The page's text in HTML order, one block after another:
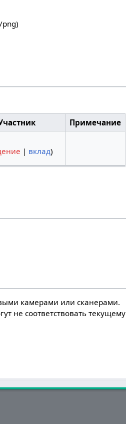
png)
Примечание
| вклад)
камерами или сканерами.
не соответствовать текущему